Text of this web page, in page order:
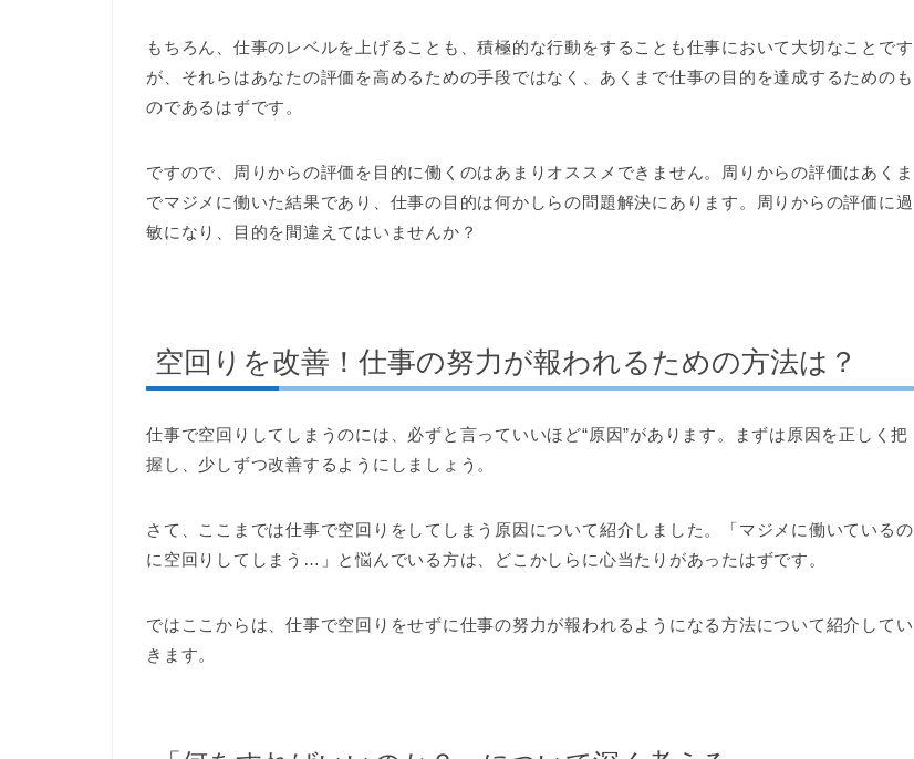
もちろん、仕事のレベルを上げることも、積極的な行動をすることも仕事において大切なことです
が、それらはあなたの評価を高めるための手段ではなく、あくまで仕事の目的を達成するためのも
のであるはずです。
ですので、周りからの評価を目的に働くのはあまりオススメできません。周りからの評価はあくま
でマジメに働いた結果であり、仕事の目的は何かしらの問題解決にあります。周りからの評価に過
敏になり、目的を間違えてはいませんか？
空回りを改善！仕事の努力が報われるための方法は？
仕事で空回りしてしまうのには、必ずと言っていいほど“原因”があります。まずは原因を正しく把
握し、少しずつ改善するようにしましょう。
さて、ここまでは仕事で空回りをしてしまう原因について紹介しました。「マジメに働いているの
に空回りしてしまう…」と悩んでいる方は、どこかしらに心当たりがあったはずです。
ではここからは、仕事で空回りをせずに仕事の努力が報われるようになる方法について紹介してい
きます。